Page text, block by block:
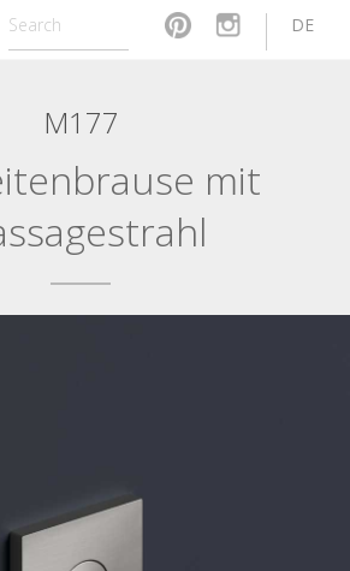
DE
M177
mit